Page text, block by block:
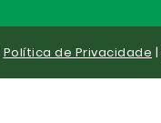
Política de Privacidade |